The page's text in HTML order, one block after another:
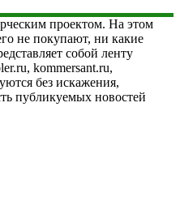
проектом. На этом
не покупают, ни какие
собой ленту
kommersant.ru,
без искажения,
публикуемых новостей